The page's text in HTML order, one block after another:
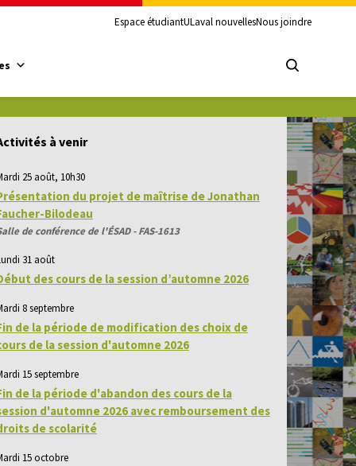
Espace étudiantULaval nouvellesNous joindre
à venir
25 août, 10h30
du projet de maîtrise de Jonathan
Bilodeau
de conférence de l'ÉSAD - FAS-1613
31 août
des cours de la session d’automne 2026
8 septembre
de la période de modification des choix de
de la session d'automne 2026
15 septembre
de la période d'abandon des cours de la
d'automne 2026 avec remboursement des
de scolarité
15 octobre